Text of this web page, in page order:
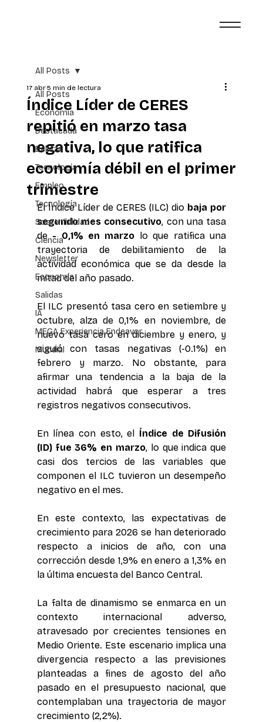
All Posts
Economía
Destacada
Belleza
Tecnología
Empleo
Tecnología
Sostenibilidad
Ciencia
Newsletter
Economía
Salidas
IA
MEGA Experiencia Endeavor
Mundial
All Posts
Índice Líder de CERES
repitió en marzo tasa
negativa, lo que ratifica
economía débil en el primer
trimestre
17 abr5 min de lectura
El Índice Líder de CERES (ILC) dio baja por
segundo mes consecutivo, con una tasa
de - 0,1% en marzo lo que ratifica una
trayectoria de debilitamiento de la
actividad económica que se da desde la
mitad del año pasado.
El ILC presentó tasa cero en setiembre y
octubre, alza de 0,1% en noviembre, de
nuevo tasa cero en diciembre y enero, y
siguió con tasas negativas (-0.1%) en
febrero y marzo.
No obstante, para
afirmar una tendencia a la baja de la
actividad habrá que esperar a tres
registros negativos consecutivos.
En línea con esto, el Índice de Difusión
(ID) fue 36% en marzo, lo que indica que
casi dos tercios de las variables que
componen el ILC tuvieron un desempeño
negativo en el mes.
En este contexto, las expectativas de
crecimiento para 2026 se han deteriorado
respecto a inicios de año, con una
corrección desde 1,9% en enero a 1,3% en
la última encuesta del Banco Central.
La falta de dinamismo se enmarca en un
contexto internacional adverso,
atravesado por crecientes tensiones en
Medio Oriente. Este escenario implica una
divergencia respecto a las previsiones
planteadas a fines de agosto del año
pasado en el presupuesto nacional, que
contemplaban una trayectoria de mayor
crecimiento (2,2%).